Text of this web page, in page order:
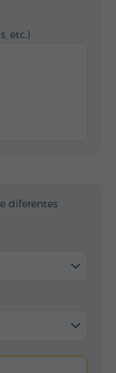
etc.)
diferentes